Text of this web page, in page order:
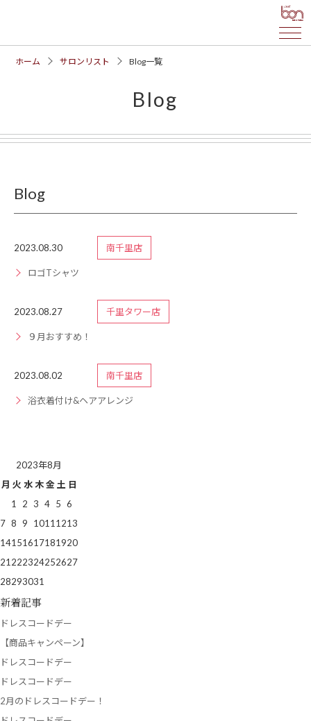
ホーム サロンリスト Blog一覧
Blog
Blog
2023.08.30 南千里店
ロゴTシャツ
2023.08.27 千里タワー店
９月おすすめ！
2023.08.02 南千里店
浴衣着付け&ヘアアレンジ
2023年8月
月 火 水 木 金 土 日
1
2 3 4 5 6
7 8 9 1011 1213
14151617181920
21 222324252627
28293031
新着記事
ドレスコードデー
【商品キャンペーン】
ドレスコードデー
ドレスコードデー
2月のドレスコードデー！